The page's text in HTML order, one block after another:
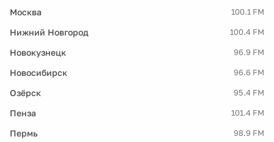
Москва 100.1 FM
Нижний Новгород 100.4 FM
Новокузнецк 96.9 FM
Новосибирск 96.6 FM
Озёрск 95.4 FM
Пенза 101.4 FM
Пермь 98.9 FM